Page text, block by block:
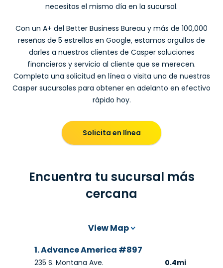
necesitas el mismo día en la sucursal.
Con un A+ del Better Business Bureau y más de 100,000
reseñas de 5 estrellas en Google, estamos orgullos de
darles a nuestros clientes de Casper soluciones
financieras y servicio al cliente que se merecen.
Completa una solicitud en línea o visita una de nuestras
Casper sucursales para obtener en adelanto en efectivo
rápido hoy.
Solicita en línea
Encuentra tu sucursal más
cercana
View Map
1. Advance America #897
0.4mi
235 S. Montana Ave.